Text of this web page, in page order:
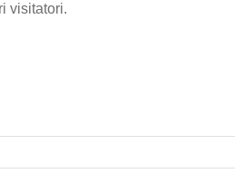
visitatori.